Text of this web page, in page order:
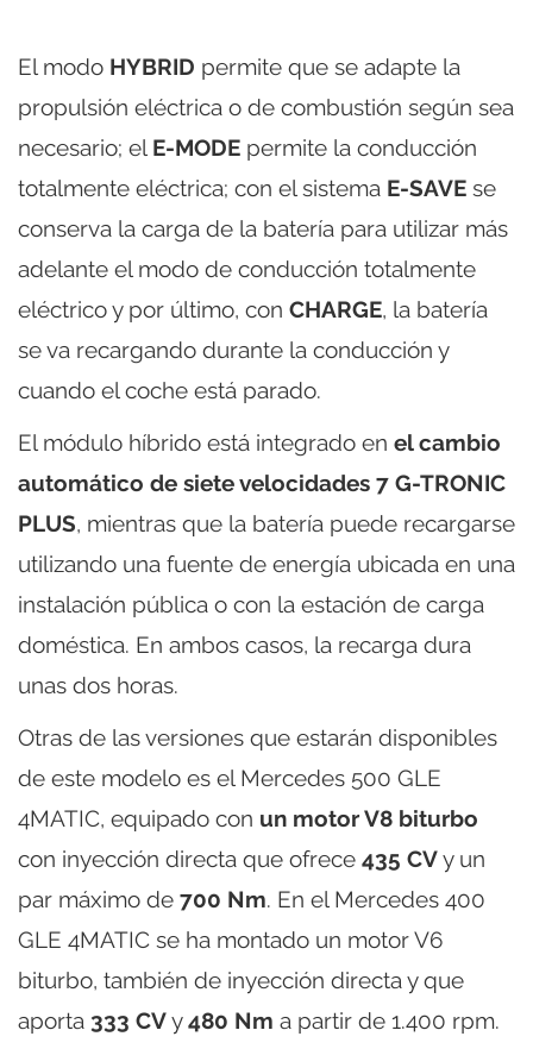
El modo HYBRID permite que se adapte la
propulsión eléctrica o de combustión según sea
necesario; el E-MODE permite la conducción
totalmente eléctrica; con el sistema E-SAVE se
conserva la carga de la batería para utilizar más
adelante el modo de conducción totalmente
eléctrico y por último, con CHARGE, la batería
se va recargando durante la conducción y
cuando el coche está parado.
El módulo híbrido está integrado en el cambio
automático de siete velocidades 7 G-TRONIC
PLUS, mientras que la batería puede recargarse
utilizando una fuente de energía ubicada en una
instalación pública o con la estación de carga
doméstica. En ambos casos, la recarga dura
unas dos horas.
Otras de las versiones que estarán disponibles
de este modelo es el Mercedes 500 GLE
4MATIC, equipado con un motor V8 biturbo
con inyección directa que ofrece 435 CVy un
par máximo de 700 Nm. En el Mercedes 400
GLE 4MATIC se ha montado un motor V6
biturbo, también de inyección directa y que
aporta 333 CVy480 Nm a partir de 1.400 rpm.